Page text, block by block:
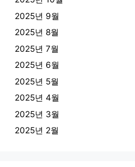
2025년 9월
2025년 8월
2025년 7월
2025년 6월
2025년 5월
2025년 4월
2025년 3월
2025년 2월